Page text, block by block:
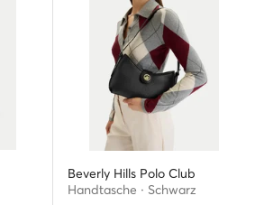
Beverly Hills Polo Club
Handtasche · Schwarz